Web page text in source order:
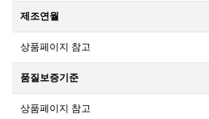
제조연월
상품페이지 참고
품질보증기준
상품페이지 참고